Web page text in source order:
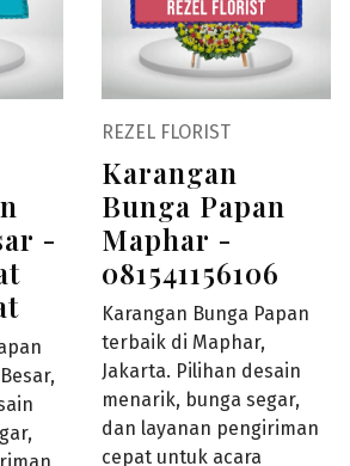
-
REZEL FLORIST
Karangan
Bunga Papan
Maphar -
081541156106
Karangan Bunga Papan
terbaik di Maphar,
Jakarta. Pilihan desain
menarik, bunga segar,
dan layanan pengiriman
cepat untuk acara